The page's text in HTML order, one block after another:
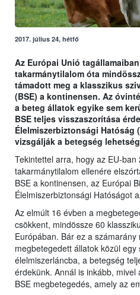
2017. július 24, hétfő
Az Európai Unió
takarmánytilalom óta
támadott meg a klasszikus
(BSE) a kontinensen. Az
a beteg állatok egyike sem
BSE teljes visszaszorítása
Élelmiszerbiztonsági Hatóság
vizsgálják a betegség
Tekintettel arra, hogy az EU-
takarmánytilalom ellenére
BSE a kontinensen, az Európai
Élelmiszerbiztonsági Hatóságot
Az elmúlt 16 évben a
csökkent, mindössze 60
Európában. Bár ez a
megbetegedett állatok közül
élelmiszerláncba, a betegség
érdekünk. Annál is inkább, mivel
BSE megbetegedés, amely az